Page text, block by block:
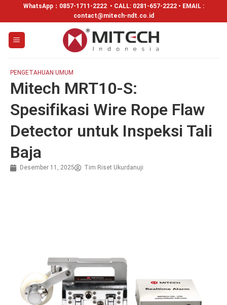
WhatsApp： 0857-1711-2222 • CALL: 0281-657-2222 • EMAIL :
contact@mitech-ndt.co.id
PENGETAHUAN UMUM
Mitech MRT10-S:
Spesifikasi Wire Rope Flaw
Detector untuk Inspeksi Tali
Baja
Desember 11, 2025 Tim Riset Ukurdanuji